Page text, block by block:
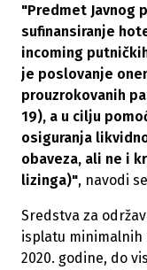
"Predmet Javnog
sufinansiranje
incoming
je poslovanje
prouzrokovanih
19), a u cilju
osiguranja
obaveza, ali ne i
lizinga)", navodi
Sredstva za
isplatu minimalnih
2020. godine, do